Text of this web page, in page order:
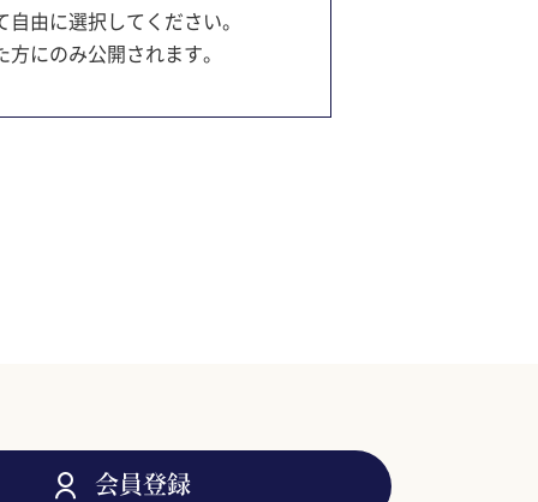
由に選択してください。
にのみ公開されます。
会員登録